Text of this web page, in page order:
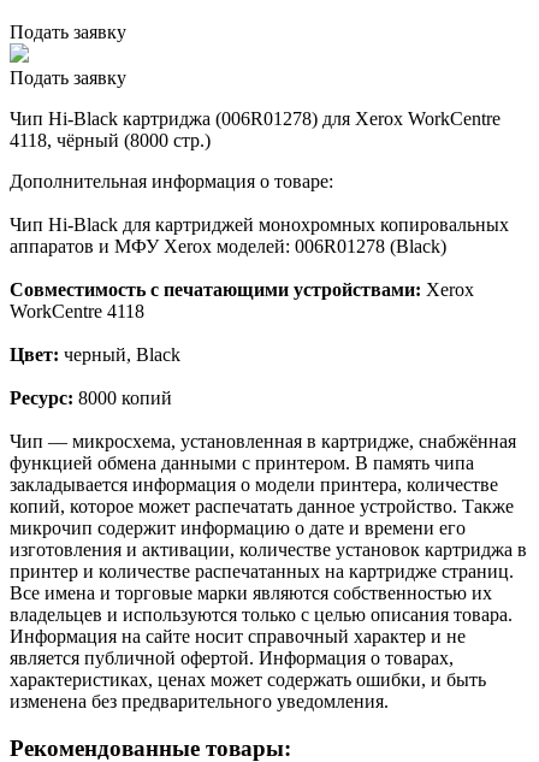
Подать заявку
Подать заявку
Чип Hi-Black картриджа (006R01278) для Xerox WorkCentre
4118, чёрный (8000 стр.)
Дополнительная информация о товаре:
Чип Hi-Black для картриджей монохромных копировальных
аппаратов и МФУ Xerox моделей: 006R01278 (Black)
Совместимость с печатающими устройствами: Xerox
WorkCentre 4118
Цвет: черный, Black
Ресурс: 8000 копий
Чип — микросхема, установленная в картридже, снабжённая
функцией обмена данными с принтером. В память чипа
закладывается информация о модели принтера, количестве
копий, которое может распечатать данное устройство. Также
микрочип содержит информацию о дате и времени его
изготовления и активации, количестве установок картриджа в
принтер и количестве распечатанных на картридже страниц.
Все имена и торговые марки являются собственностью их
владельцев и используются только с целью описания товара.
Информация на сайте носит справочный характер и не
является публичной офертой. Информация о товарах,
характеристиках, ценах может содержать ошибки, и быть
изменена без предварительного уведомления.
Рекомендованные товары: